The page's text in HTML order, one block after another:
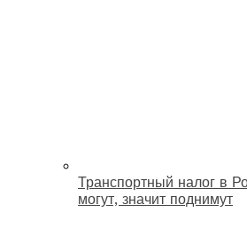
Транспортный налог в
могут, значит поднимут